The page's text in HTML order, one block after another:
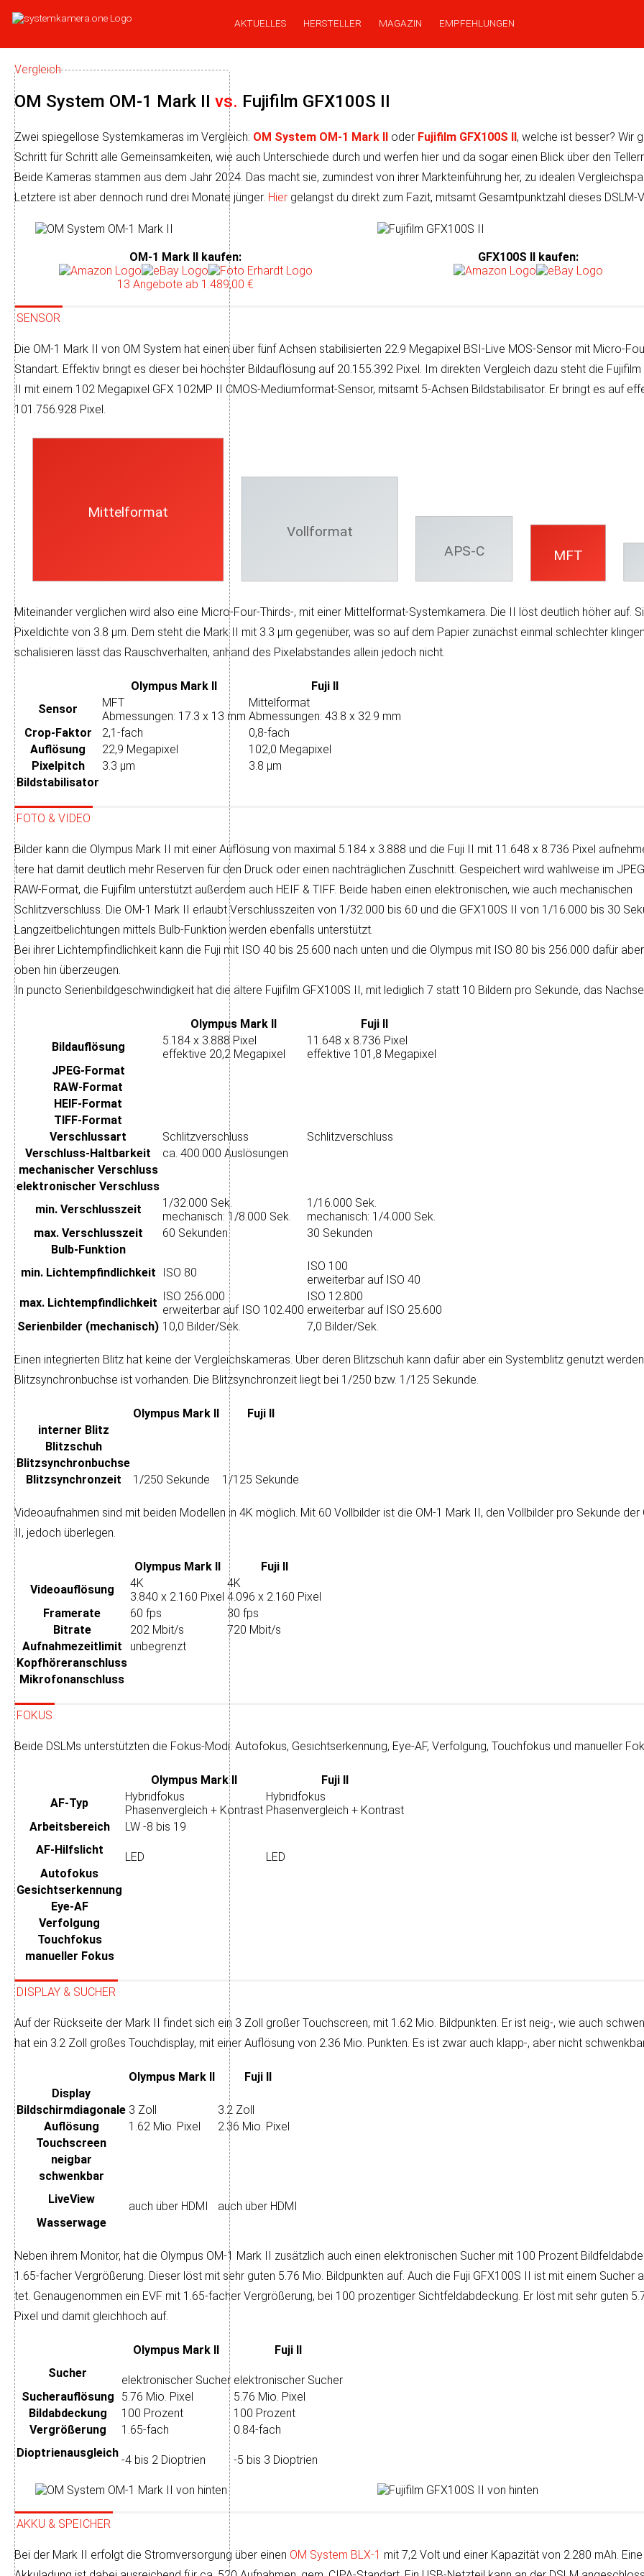
AKTUELLES HERSTELLER MAGAZIN EMPFEHLUNGEN
Vergleich
OM System OM-1 Mark II vs. Fujifilm GFX100S II
Zwei spiegellose Systemkameras im Vergleich: OM System OM-1 Mark II oder Fujifilm GFX100S II, wel­che ist bes­ser? Wir
Schritt für Schritt alle Ge­mein­sam­kei­ten, wie auch Unter­schiede durch und wer­fen hier und da so­gar einen Blick über den
Beide Kameras stam­men aus dem Jahr 2024. Das macht sie, zu­min­dest von ihrer Markt­ein­führung her, zu ide­a­len
Letz­tere ist aber dennoch rund drei Monate jünger. Hier gelangst du direkt zum Fazit, mit­samt Gesamt­punk­tzahl dieses DSLM-
OM-1 Mark II kaufen:
13 Angebote ab 1.489,00 €
GFX100S II kaufen:
SENSOR
Die OM-1 Mark II von OM System hat einen über fünf Achsen sta­bi­li­sier­ten 22.9 Mega­pixel BSI-Live MOS-Sen­sor mit Micro-
Standart. Effek­tiv bringt es die­ser bei höchs­ter Bild­auf­lö­sung auf 20.155.392 Pixel. Im direk­ten Ver­gleich da­zu steht die Fujifilm
II mit einem 102 Mega­pixel GFX 102MP II CMOS-Medium­format-Sensor, mit­samt 5-Achsen Bild­sta­bi­li­sa­tor. Er bringt es auf
101.756.928 Pixel.
Mittelformat
Vollformat
APS-C MFT
Miteinander verglichen wird also eine Micro-Four-Thirds-, mit einer Mittel­format-System­kamera. Die II löst deut­lich höher auf.
Pixel­dichte von 3.8 µm. Dem steht die Mark II mit 3.3 µm ge­gen­über, was so auf dem Papier zu­nächst ein­mal schlech­ter
scha­li­sieren lässt das Rausch­ver­hal­ten, an­hand des Pixel­ab­stan­des allein je­doch nicht.
Olympus Mark II
Fuji II
Sensor
MFT
Abmessungen: 17.3 x 13 mm
Mittelformat
Abmessungen: 43.8 x 32.9 mm
Crop-Faktor
2,1-fach
0,8-fach
Auflösung
22,9 Megapixel
102,0 Megapixel
Pixelpitch
3.3 µm
3.8 µm
Bildstabilisator
FOTO & VIDEO
Bilder kann die Olympus Mark II mit einer Auf­lö­sung von maxi­mal 5.184 x 3.888 und die Fuji II mit 11.648 x 8.736 Pixel
tere hat da­mit deut­lich mehr Re­ser­ven für den Druck oder einen nach­träg­lichen Zu­schnitt. Ge­spei­chert wird wahl­weise im
RAW-Format, die Fujifilm unter­stützt außer­dem auch HEIF & TIFF. Beide haben einen elektronischen, wie auch mechanischen
Schlitzverschluss. Die OM-1 Mark II er­laubt Ver­schluss­zei­ten von 1/32.000 bis 60 und die GFX100S II von 1/16.000 bis 30
Lang­zeit­be­lich­tun­gen mit­tels Bulb-Funk­tion werden eben­falls unterstützt.
Bei ihrer Licht­emp­find­lich­keit kann die Fuji mit ISO 40 bis 25.600 nach unten und die Olympus mit ISO 80 bis 256.000 dafür
oben hin überzeugen.
In puncto Serien­bild­ge­schwin­dig­keit hat die ältere Fujifilm GFX100S II, mit ledig­lich 7 statt 10 Bildern pro Sekunde, das
Olympus Mark II
Fuji II
Bild­auflösung
5.184 x 3.888 Pixel
effektive 20,2 Megapixel
11.648 x 8.736 Pixel
effektive 101,8 Megapixel
JPEG-Format
RAW-Format
HEIF-Format
TIFF-Format
Verschluss­art
Schlitzverschluss
Schlitzverschluss
Verschluss-Haltbarkeit
ca. 400.000 Auslösungen
mechanischer Verschluss
elektronischer Verschluss
min. Verschlusszeit
1/32.000 Sek.
mechanisch: 1/8.000 Sek.
1/16.000 Sek.
mechanisch: 1/4.000 Sek.
max. Verschlusszeit
60 Sekunden
30 Sekunden
Bulb-Funktion
min. Licht­empfindlichkeit
ISO 80
ISO 100
erweiterbar auf ISO 40
max. Licht­empfindlichkeit ISO 256.000
erweiterbar auf ISO 102.400
ISO 12.800
erweiterbar auf ISO 25.600
Serienbilder (mechanisch) 10,0 Bilder/Sek. 7,0 Bilder/Sek.
Einen integrierten Blitz hat keine der Ver­gleichs­kameras. Über deren Blitz­schuh kann da­für aber ein Sys­tem­blitz ge­nutzt
Blitz­syn­chron­buchse ist vor­handen. Die Blitz­syn­chron­zeit liegt bei 1/250 bzw. 1/125 Sekunde.
Olympus Mark II
Fuji II
interner Blitz
Blitzschuh
Blitz­synchron­buchse
Blitz­synchronzeit
1/250 Sekunde 1/125 Sekunde
Videoaufnahmen sind mit beiden Modellen in 4K mög­lich. Mit 60 Vollbilder ist die OM-1 Mark II, den Vollbilder pro Sekunde der
II, je­doch über­legen.
Olympus Mark II
Fuji II
Video­auflösung
4K
3.840 x 2.160 Pixel
4K
4.096 x 2.160 Pixel
Framerate
60 fps
30 fps
Bitrate
202 Mbit/s
720 Mbit/s
Aufnahme­zeitlimit
unbegrenzt
Kopfhörer­anschluss
Mikrofon­anschluss
FOKUS
Beide DSLMs unterstützten die Fokus-Modi: Autofokus, Gesichtserkennung, Eye-AF, Verfolgung, Touchfokus und manueller
Olympus Mark II
Fuji II
AF-Typ
Hybridfokus
Phasenvergleich + Kontrast
Hybridfokus
Phasenvergleich + Kontrast
Arbeits­bereich
LW -8 bis 19
AF-Hilfslicht
LED
LED
Autofokus
Gesichtserkennung
Eye-AF
Verfolgung
Touchfokus
manueller Fokus
DISPLAY & SUCHER
Auf der Rückseite der Mark II findet sich ein 3 Zoll großer Touch­screen, mit 1.62 Mio. Bild­punk­ten. Er ist neig-, wie auch
hat ein 3.2 Zoll großes Touch­display, mit einer Auf­lö­sung von 2.36 Mio. Punk­ten. Es ist zwar auch klapp-, aber nicht
Olympus Mark II
Fuji II
Display
Bildschirm­diagonale 3 Zoll
3.2 Zoll
Auflösung
1.62 Mio. Pixel
2.36 Mio. Pixel
Touch­screen
neigbar
schwenkbar
LiveView
auch über HDMI
auch über HDMI
Wasser­wage
Neben ihrem Monitor, hat die Olympus OM-1 Mark II zusätzlich auch einen elek­tro­ni­schen Sucher mit 100 Pro­zent
1.65-facher Ver­größe­rung. Die­ser löst mit sehr guten 5.76 Mio. Bild­punk­ten auf. Auch die Fuji GFX100S II ist mit einem Sucher
tet. Ge­nau­ge­nom­men ein EVF mit 1.65-facher Ver­größe­rung, bei 100 pro­zen­ti­ger Sicht­feld­ab­dec­kung. Er löst mit sehr guten
Pixel und da­mit gleich­hoch auf.
Olympus Mark II
Fuji II
Sucher
elektronischer Sucher elektronischer Sucher
Sucher­auflösung
5.76 Mio. Pixel
5.76 Mio. Pixel
Bild­abdeckung
100 Prozent
100 Prozent
Ver­größerung
1.65-fach
0.84-fach
Dioptrien­ausgleich
-4 bis 2 Dioptrien -5 bis 3 Dioptrien
AKKU & SPEICHER
Bei der Mark II er­folgt die Strom­ver­sor­gung über einen OM System BLX‑1 mit 7,2 Volt und einer Ka­pa­zi­tät von 2.280 mAh.